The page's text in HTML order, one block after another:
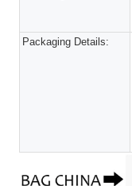
Packaging Details: